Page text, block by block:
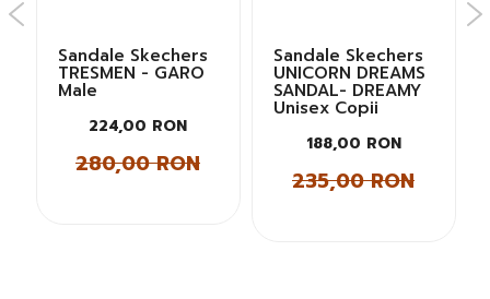
Sandale Skechers
TRESMEN - GARO
Male
224,00 RON
280,00 RON
Sandale Skechers
UNICORN DREAMS
SANDAL- DREAMY
Unisex Copii
188,00 RON
235,00 RON